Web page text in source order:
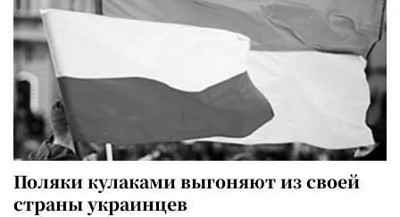
Поляки кулаками выгоняют из своей
страны украинцев